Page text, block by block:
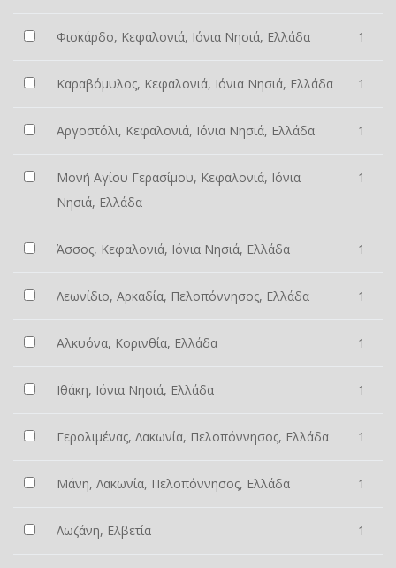
Φισκάρδο, Κεφαλονιά, Ιόνια Νησιά, Ελλάδα 1
Καραβόμυλος, Κεφαλονιά, Ιόνια Νησιά, Ελλάδα 1
Αργοστόλι, Κεφαλονιά, Ιόνια Νησιά, Ελλάδα 1
Μονή Αγίου Γερασίμου, Κεφαλονιά, Ιόνια
Νησιά, Ελλάδα
1
Άσσος, Κεφαλονιά, Ιόνια Νησιά, Ελλάδα 1
Λεωνίδιο, Αρκαδία, Πελοπόννησος, Ελλάδα 1
Αλκυόνα, Κορινθία, Ελλάδα 1
Ιθάκη, Ιόνια Νησιά, Ελλάδα 1
Γερολιμένας, Λακωνία, Πελοπόννησος, Ελλάδα 1
Μάνη, Λακωνία, Πελοπόννησος, Ελλάδα 1
Λωζάνη, Ελβετία 1